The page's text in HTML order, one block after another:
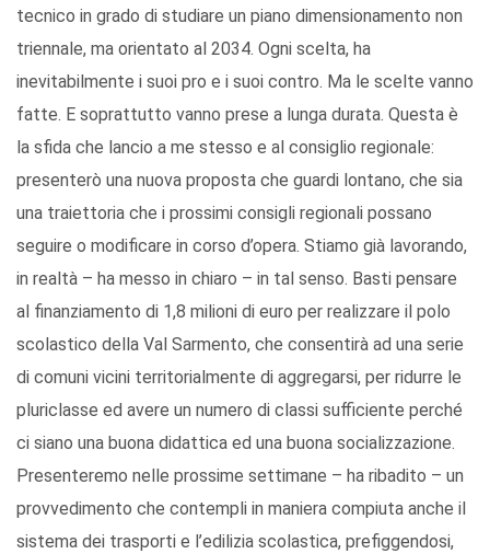
tecnico in grado di studiare un piano dimensionamento non
triennale, ma orientato al 2034. Ogni scelta, ha
inevitabilmente i suoi pro e i suoi contro. Ma le scelte vanno
fatte. E soprattutto vanno prese a lunga durata. Questa è
la sfida che lancio a me stesso e al consiglio regionale:
presenterò una nuova proposta che guardi lontano, che sia
una traiettoria che i prossimi consigli regionali possano
seguire o modificare in corso d’opera. Stiamo già lavorando,
in realtà – ha messo in chiaro – in tal senso. Basti pensare
al finanziamento di 1,8 milioni di euro per realizzare il polo
scolastico della Val Sarmento, che consentirà ad una serie
di comuni vicini territorialmente di aggregarsi, per ridurre le
pluriclasse ed avere un numero di classi sufficiente perché
ci siano una buona didattica ed una buona socializzazione.
Presenteremo nelle prossime settimane – ha ribadito – un
provvedimento che contempli in maniera compiuta anche il
sistema dei trasporti e l’edilizia scolastica, prefiggendosi,